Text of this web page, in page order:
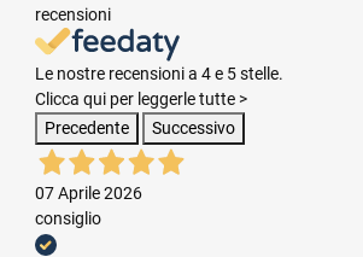
recensioni
Le nostre recensioni a 4 e 5 stelle.
Clicca qui per leggerle tutte >
Precedente
Successivo
07 Aprile 2026
consiglio